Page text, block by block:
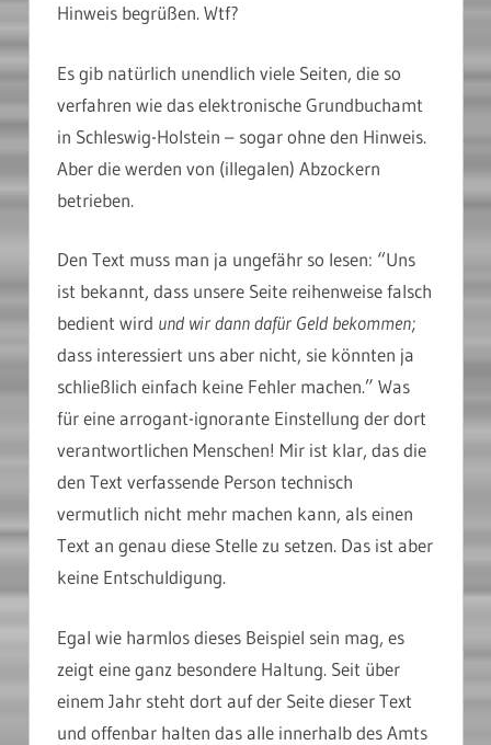
Hinweis begrüßen. Wtf?
Es gib natürlich unendlich viele Seiten, die so
verfahren wie das elektronische Grundbuchamt
in Schleswig-Holstein – sogar ohne den Hinweis.
Aber die werden von (illegalen) Abzockern
betrieben.
Den Text muss man ja ungefähr so lesen: “Uns
ist bekannt, dass unsere Seite reihenweise falsch
bedient wird und wir dann dafür Geld bekommen;
dass interessiert uns aber nicht, sie könnten ja
schließlich einfach keine Fehler machen.” Was
für eine arrogant-ignorante Einstellung der dort
verantwortlichen Menschen! Mir ist klar, das die
den Text verfassende Person technisch
vermutlich nicht mehr machen kann, als einen
Text an genau diese Stelle zu setzen. Das ist aber
keine Entschuldigung.
Egal wie harmlos dieses Beispiel sein mag, es
zeigt eine ganz besondere Haltung. Seit über
einem Jahr steht dort auf der Seite dieser Text
und offenbar halten das alle innerhalb des Amts